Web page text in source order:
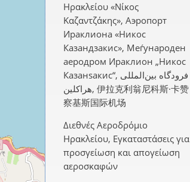
Ηρακλείου «Νίκος
Καζαντζάκης», Аэропорт
Ираклиона «Никос
Казандзакис», Меѓународен
аеродром Ираклион „Никос
Казанѕакис“, فرودگاه بین‌المللی
هراکلین, 伊拉克利翁尼科斯·卡赞
察基斯国际机场
Διεθνές Αεροδρόμιο
Ηρακλείου, Εγκαταστάσεις για
προσγείωση και απογείωση
αεροσκαφών